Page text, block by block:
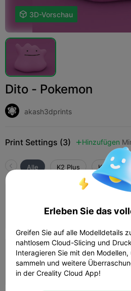
 3D-Vorschau
Dito - Pokemon
akash3dprints
Print Settings (3)  Hinzufügen
Alle K2 Plus K2 Pro
 01h 21m 
0.2mm layer, 2
 02h 13m
Erleben Sie das
Greifen Sie auf alle Modelldetails
nahtlosem Cloud-Slicing und
Interagieren Sie mit den
sammeln und weitere
in der Creality Cloud App!